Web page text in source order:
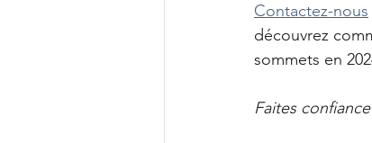
Contactez-nous
découvrez
sommets en
Faites